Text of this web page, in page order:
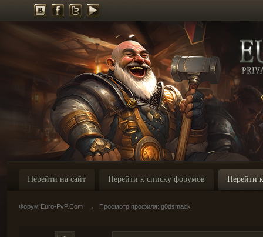
Перейти на сайт Перейти к списку форумов Перейти
Форум Euro-PvP.Com → Просмотр профиля: g0dsmack